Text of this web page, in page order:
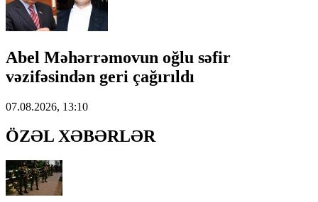
Abel Məhərrəmovun oğlu səfir
vəzifəsindən geri çağırıldı
07.08.2026, 13:10
ÖZƏL XƏBƏRLƏR